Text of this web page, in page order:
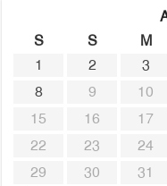
S
S M
1
2 3
8
9 10
15
16 17
22
23 24
29
30
31